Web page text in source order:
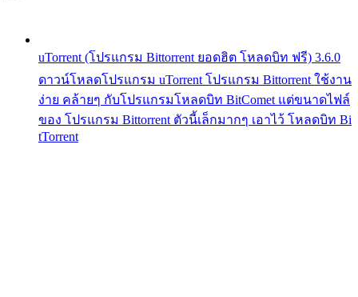
uTorrent (โปรแกรม Bittorrent ยอดฮิต โหลดบิท ฟรี) 3.6.0
ดาวน์โหลดโปรแกรม uTorrent โปรแกรม Bittorrent ใช้งาน
ง่าย คล้ายๆ กับโปรแกรมโหลดบิท BitComet แต่ขนาดไฟล์
ของ โปรแกรม Bittorrent ตัวนี้เล็กมากๆ เอาไว้ โหลดบิท Bi
tTorrent